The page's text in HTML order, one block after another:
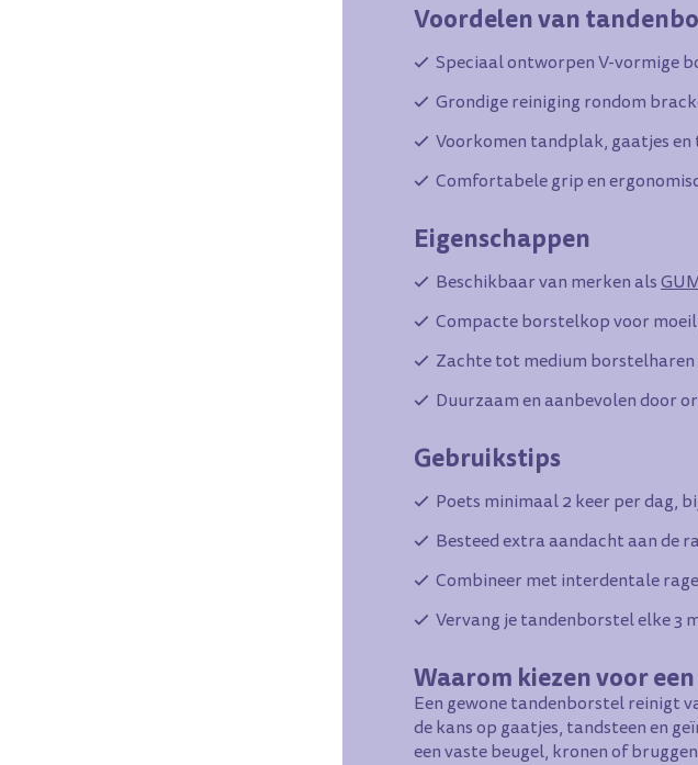
Voordelen van
Speciaal ontworpen V-vormige
Grondige reiniging rondom
Voorkomen tandplak, gaatjes
Comfortabele grip en
Eigenschappen
Beschikbaar van merken als
Compacte borstelkop voor
Zachte tot medium
Duurzaam en aanbevolen door
Gebruikstips
Poets minimaal 2 keer per dag,
Besteed extra aandacht aan de
Combineer met interdentale
Vervang je tandenborstel elke 3
Waarom kiezen voor
Een gewone tandenborstel reinigt
de kans op gaatjes, tandsteen en
een vaste beugel, kronen of